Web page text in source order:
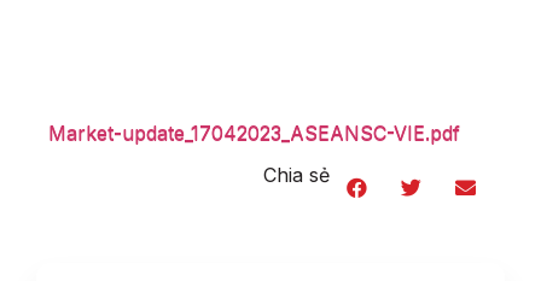
Market-update_17042023_ASEANSC-VIE.pdf
Market-update_17042023_ASEANSC-VIE.pdf
Chia sẻ